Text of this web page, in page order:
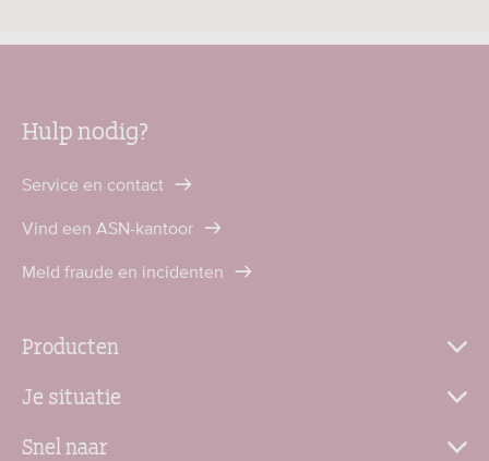
Hulp nodig?
Service en contact
Vind een ASN-kantoor
Meld fraude en incidenten
Producten
Je situatie
Snel naar